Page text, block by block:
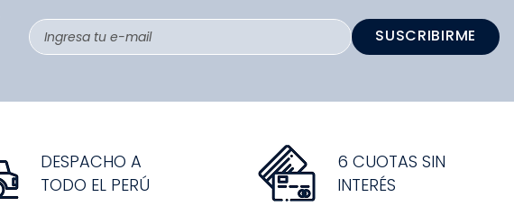
SUSCRIBIRME
DESPACHO A
TODO EL PERÚ
6 CUOTAS SIN
INTERÉS